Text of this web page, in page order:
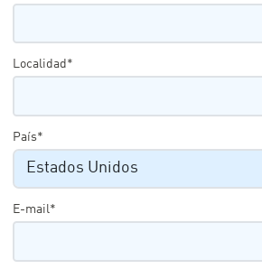
Localidad*
País*
E-mail*